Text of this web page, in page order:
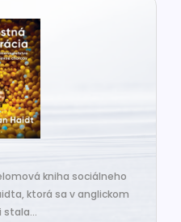
kniha sociálneho
ktorá sa v anglickom
stala...